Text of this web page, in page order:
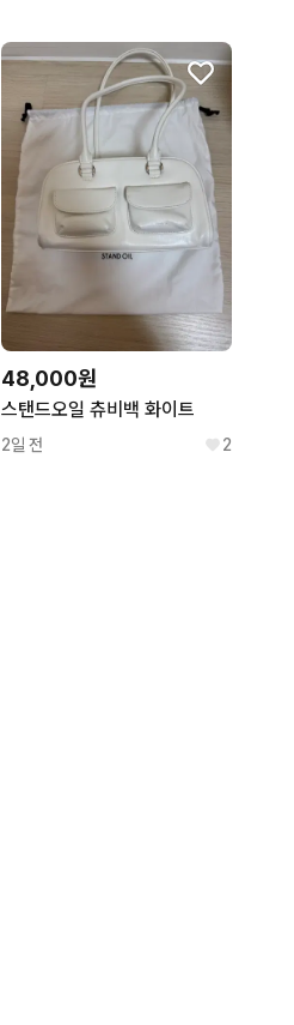
48,000원
스탠드오일 츄비백 화이트
2일 전 2